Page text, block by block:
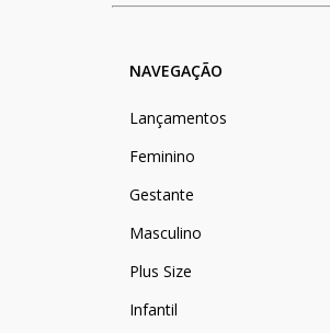
NAVEGAÇÃO
Lançamentos
Feminino
Gestante
Masculino
Plus Size
Infantil